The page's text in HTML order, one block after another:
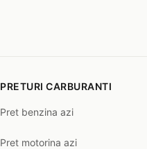
PRETURI CARBURANTI
Pret benzina azi
Pret motorina azi